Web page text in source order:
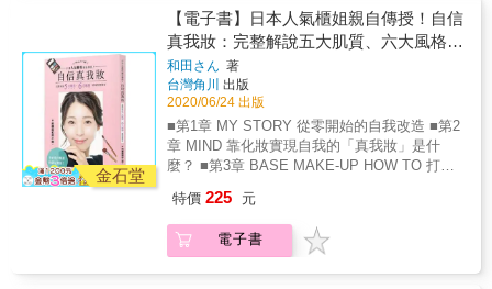
彩：不同的膚色上，適用的色彩也都不一樣。
因著人種差異，膚色有深有淺，有冷有暖，再
加上髮色、眼珠的顏色，都是將色彩運用到人
臉上時，需要考量的因素。 8不同臉形的上妝
對策：運用前面所學到的「點、線、面、體、
色彩」觀念，利用視錯覺的原理，達到能在視
覺上掌控長短、寬窄、大小、凹凸等技術，塑
造出心目中的美。 9臉部配飾．睫毛與眼鏡：
眼部是許多人會給予關注的要角，除了化妝，
睫毛及眼鏡會直接影響眼部美感和個人風格印
式以及眼鏡選擇方式。 &
4面：「面」的形狀，大致上可分為「幾何學
形」、「有機形」、「偶然形」與「不規則
形」四大種。面的角度、方向、形狀等因素，
會造成面積上的錯覺，此原理運用在彩妝上可
重塑臉形與五官造型。 5體與空間：從本章節
開始我們正式從二度進入三度，比起點、線、
面，體多了「量感」，除了要認識光在物體上
的作用，本章也會介紹人臉的解剖學，並詳細
說明眉、眼、 鼻、脣的立體感如何顯現。 6光
與視覺：在開始學習色彩原理之前，要先認識
光學，以及眼睛接收光的原理。三原色是怎麼
來的？色彩的知覺屬性「色相」（Hue）、「彩
度」（Chroma）和「明度」（Brightness）分
檢視表，可依每個人的特色一一檢視，找出自
己臉部的優缺點，可以透過化妝修飾缺點、放
大優點畫出適合自己的妝容。 & 【特色2】調
整妝容色彩的平衡，用「減法上妝」來改變妝
容的氛圍！ 化妝最有趣的地方就是可以嘗試各
種顏色，不同的顏色就能變換成可愛學生風或
是成熟小姊姊風。但若是不會掌握色彩的配
置，那麼就會畫出大濃妝而變得俗氣。本書強
衡，關鍵就在「減法上妝」若是強調唇妝，眼
就要淡。此外，透過色彩的加減法也能呈現臉
部的陰影及亮點達到立體小臉的效果。 & 【特
色3】學會正確的化妝順序，進而掌握上妝技巧
牌櫃姐的和田小姐，用淺顯易懂的說明分享櫃
姐才懂的美妝技巧，教你判斷自身的優缺，掌
握化妝手法，讓你展現最理想的自我！ 【打造
理想妝容三大重點】 ◇POINT 1：審視自己的
優缺，找出正確的展現手法！ 想真正的「展現
自我」，別只把注意力放在掩蓋缺點。如果覺
得毛孔粗大，就提亮肌膚光澤感吧！透亮的光
澤更能有效掩飾毛孔！ ◆POINT 2：從肌膚質
地決定整體造型氣氛！ 「想展現女人味，那就
化個潤澤水光肌吧！」「朋友要來家裡玩，自
細指導精緻霧面肌、抗曬光澤肌、持久無暇
肌，等五大肌膚質地的底妝步驟，完整每個重
要場合！ ◇POINT 3：掌握化妝手法，展現真
金石堂
【電子書】日本人氣櫃姐親自傳授！自信
真我妝：完整解說五大肌質、六大風格，
實現理想妝容
和田さん 著
台灣角川 出版
2020/06/24 出版
■第1章 MY STORY 從零開始的自我改造 ■第2
章 MIND 靠化妝實現自我的「真我妝」是什
麼？ ■第3章 BASE MAKE-UP HOW TO 打造
HOW TO 化出喜想中的容貌! ■第5章 QA 你的
煩惱，和田小姐幫你解決！ 明明是同樣的彩妝
品，只是換個手法竟然就換張臉了？！ 訂閱數
特價 225 元
電子書